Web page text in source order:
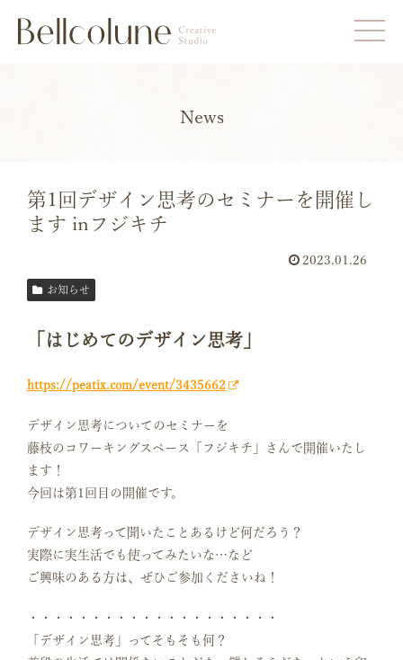
News
第1回デザイン思考のセミナーを開催し
ます inフジキチ
2023.01.26
お知らせ
「はじめてのデザイン思考」
https://peatix.com/event/3435662
デザイン思考についてのセミナーを
藤枝のコワーキングスペース「フジキチ」さんで開催いたし
ます！
今回は第1回目の開催です。
デザイン思考って聞いたことあるけど何だろう？
実際に実生活でも使ってみたいな…など
ご興味のある方は、ぜひご参加くださいね！
・・・・・・・・・・・・・・・・・・・・
「デザイン思考」ってそもそも何？